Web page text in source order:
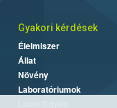
Gyakori kérdések
Élelmiszer
Állat
Növény
Laboratóriumok